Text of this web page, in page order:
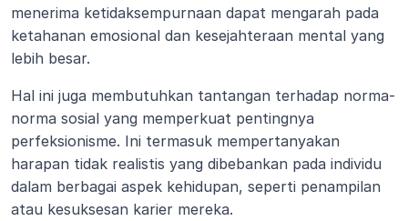
menerima ketidaksempurnaan dapat mengarah pada
ketahanan emosional dan kesejahteraan mental yang
lebih besar.
Hal ini juga membutuhkan tantangan terhadap norma-
norma sosial yang memperkuat pentingnya
perfeksionisme. Ini termasuk mempertanyakan
harapan tidak realistis yang dibebankan pada individu
dalam berbagai aspek kehidupan, seperti penampilan
atau kesuksesan karier mereka.